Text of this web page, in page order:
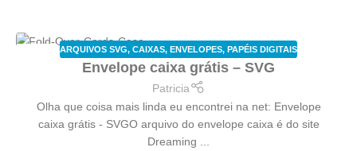
ARQUIVOS SVG, CAIXAS, ENVELOPES, PAPÉIS DIGITAIS
Envelope caixa grátis – SVG
Patricia
Olha que coisa mais linda eu encontrei na net: Envelope
caixa grátis - SVGO arquivo do envelope caixa é do site
Dreaming ...